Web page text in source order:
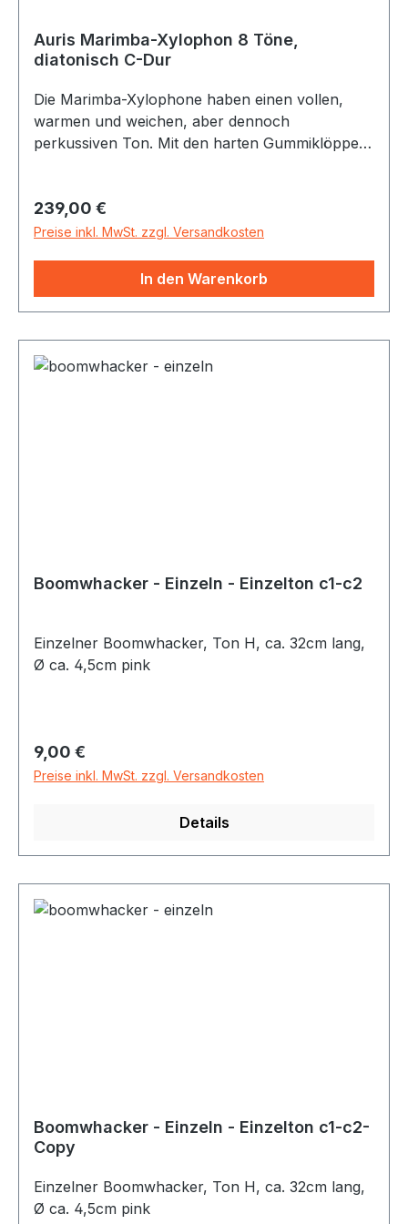
Auris Marimba-Xylophon 8 Töne,
diatonisch C-Dur
Die Marimba-Xylophone haben einen vollen,
warmen und weichen, aber dennoch
perkussiven Ton. Mit den harten Gummiklöppeln
Geltung. Kann für sehr viele Zwecke verwendet
werden. Der Resonanzkasten ist
Klangstäbe werden aus dem sehr volltönenden
Material Robinie hergestellt, dem am besten
klingenden Holz, das nicht in tropischen Wäldern
wächst. Es kommt aus Europa, vor allem aus
Ungarn. Der Resonanzkasten wird aus
Regulärer Preis:
239,00 €
Preise inkl. MwSt. zzgl. Versandkosten
In den Warenkorb
Boomwhacker - Einzeln - Einzelton c1-c2
Einzelner Boomwhacker, Ton H, ca. 32cm lang,
Ø ca. 4,5cm pink
Regulärer Preis:
9,00 €
Preise inkl. MwSt. zzgl. Versandkosten
Details
Boomwhacker - Einzeln - Einzelton c1-c2-
Copy
Einzelner Boomwhacker, Ton H, ca. 32cm lang,
Ø ca. 4,5cm pink